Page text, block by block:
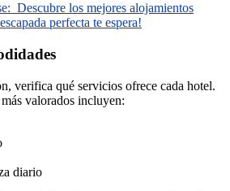
Descubre los mejores alojamientos
perfecta te espera!
verifica qué servicios ofrece cada hotel.
valorados incluyen:
diario